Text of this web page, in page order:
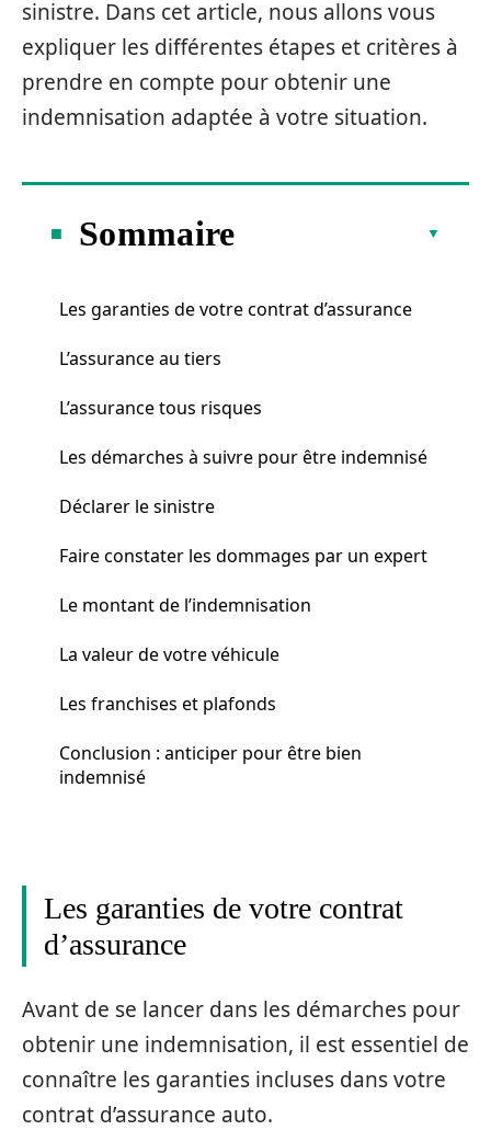
sinistre. Dans cet article, nous allons vous
expliquer les différentes étapes et critères à
prendre en compte pour obtenir une
indemnisation adaptée à votre situation.
Sommaire
Les garanties de votre contrat d’assurance
L’assurance au tiers
L’assurance tous risques
Les démarches à suivre pour être indemnisé
Déclarer le sinistre
Faire constater les dommages par un expert
Le montant de l’indemnisation
La valeur de votre véhicule
Les franchises et plafonds
Conclusion : anticiper pour être bien
indemnisé
Les garanties de votre contrat
d’assurance
Avant de se lancer dans les démarches pour
obtenir une indemnisation, il est essentiel de
connaître les garanties incluses dans votre
contrat d’assurance auto.